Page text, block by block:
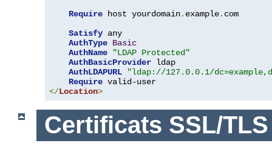
Require host yourdomain. example. com
Satisfy any
AuthType Basic
AuthName
"LDAP Protected"
AuthBasicProvider ldap
AuthLDAPURL
"ldap://127.0.0.1/
Require
</Location>
Certificats SSL/TLS